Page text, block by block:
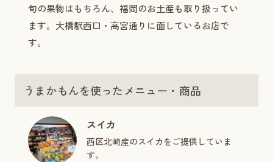
旬の果物はもちろん、福岡のお土産も取り扱ってい
ます。大橋駅西口・高宮通りに面しているお店で
す。
うまかもんを使ったメニュー・商品
スイカ
西区北崎産のスイカをご提供していま
す。